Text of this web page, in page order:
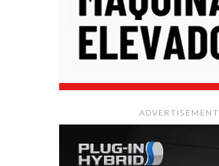
ADVERTISEMENT